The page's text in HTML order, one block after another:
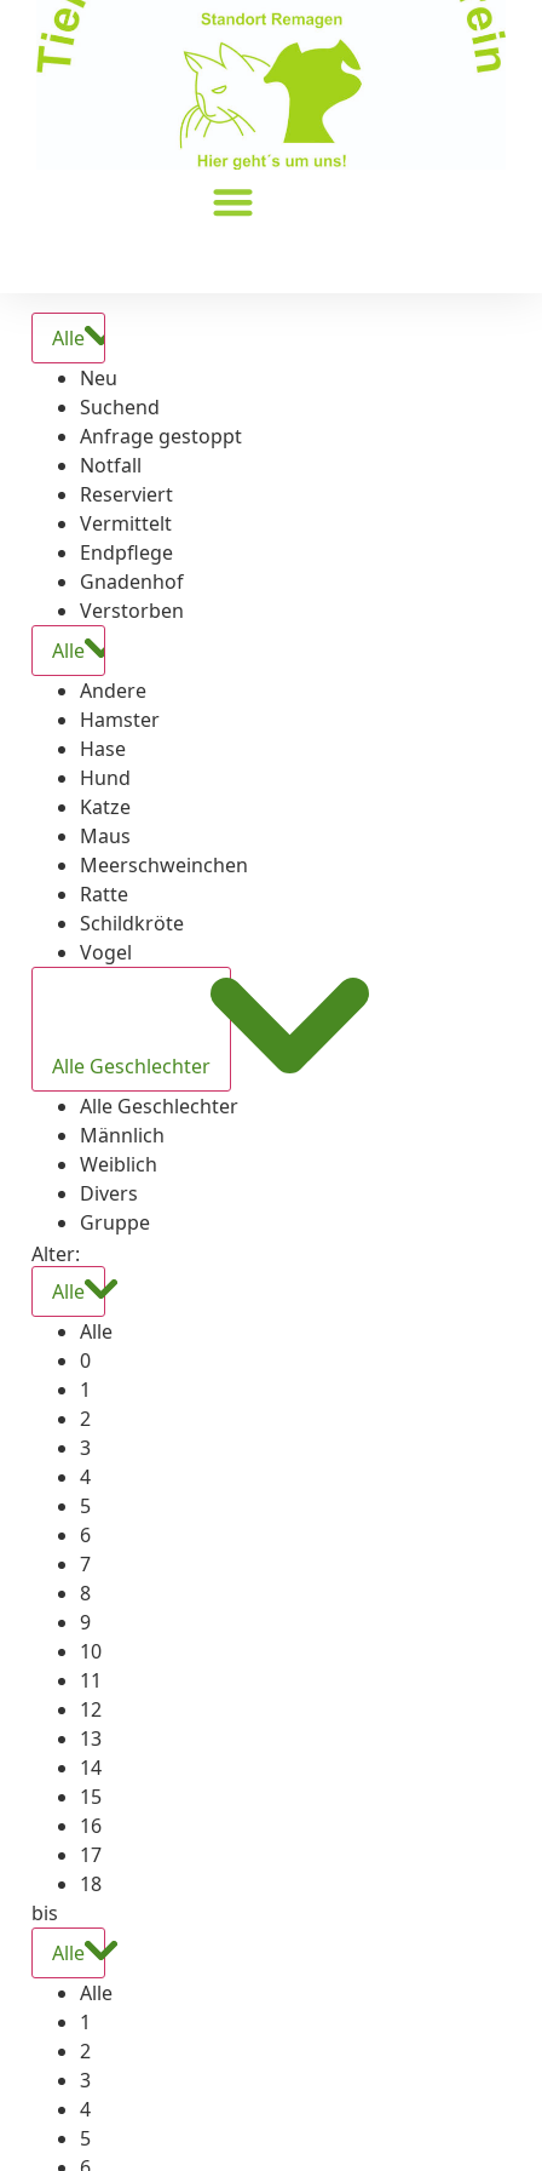
Alle
Neu
Suchend
Anfrage gestoppt
Notfall
Reserviert
Vermittelt
Endpflege
Gnadenhof
Verstorben
Alle
Andere
Hamster
Hase
Hund
Katze
Maus
Meerschweinchen
Ratte
Schildkröte
Vogel
Alle Geschlechter
Alle Geschlechter
Männlich
Weiblich
Divers
Gruppe
Alter:
Alle
Alle
0
1
2
3
4
5
6
7
8
9
10
11
12
13
14
15
16
17
18
bis
Alle
Alle
1
2
3
4
5